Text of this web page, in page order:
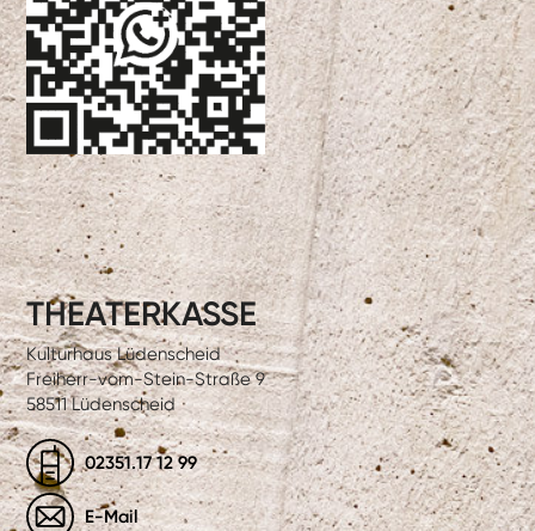
THEATERKASSE
Kulturhaus Lüdenscheid
Freiherr-vom-Stein-Straße 9
58511 Lüdenscheid
02351.17 12 99
E-Mail